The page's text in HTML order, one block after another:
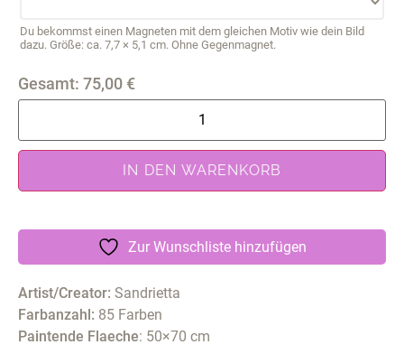
Du bekommst einen Magneten mit dem gleichen Motiv wie dein Bild
dazu. Größe: ca. 7,7 × 5,1 cm. Ohne Gegenmagnet.
Gesamt: 75,00 €
IN DEN WARENKORB
Zur Wunschliste hinzufügen
Artist/Creator: Sandrietta
Farbanzahl: 85 Farben
Paintende Flaeche: 50×70 cm